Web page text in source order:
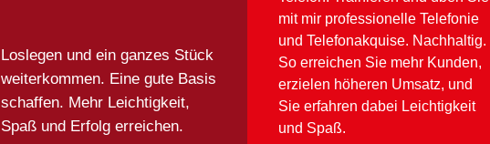
Loslegen und ein ganzes Stück
weiterkommen. Eine gute Basis
schaffen. Mehr Leichtigkeit,
Spaß und Erfolg erreichen.
mit mir professionelle Telefonie
und Telefonakquise. Nachhaltig.
So erreichen Sie mehr Kunden,
erzielen höheren Umsatz, und
Sie erfahren dabei Leichtigkeit
und Spaß.